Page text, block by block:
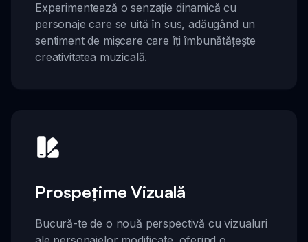
Experimentează o senzație dinamică cu
personaje care se uită în sus, adăugând un
sentiment de mișcare care îți îmbunătățește
creativitatea muzicală.
Prospețime Vizuală
Bucură-te de o nouă perspectivă cu vizualuri